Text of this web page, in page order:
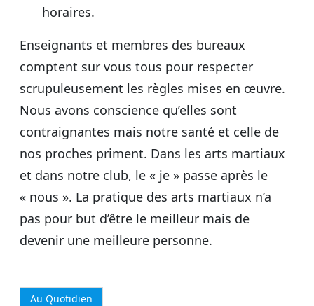
horaires.
Enseignants et membres des bureaux
comptent sur vous tous pour respecter
scrupuleusement les règles mises en œuvre.
Nous avons conscience qu’elles sont
contraignantes mais notre santé et celle de
nos proches priment. Dans les arts martiaux
et dans notre club, le « je » passe après le
« nous ». La pratique des arts martiaux n’a
pas pour but d’être le meilleur mais de
devenir une meilleure personne.
Au Quotidien